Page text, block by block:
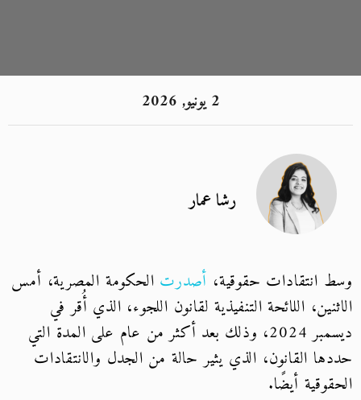
2 يونيو, 2026
رشا عمار
وسط انتقادات حقوقية، أصدرت الحكومة المصرية، أمس
الاثنين، اللائحة التنفيذية لقانون اللجوء، الذي أُقر في
ديسمبر 2024، وذلك بعد أكثر من عام على المدة التي
حددها القانون، الذي يثير حالة من الجدل والانتقادات
الحقوقية أيضًا.